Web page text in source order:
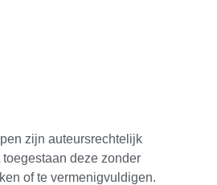
zijn auteursrechtelijk
deze zonder
of te vermenigvuldigen.